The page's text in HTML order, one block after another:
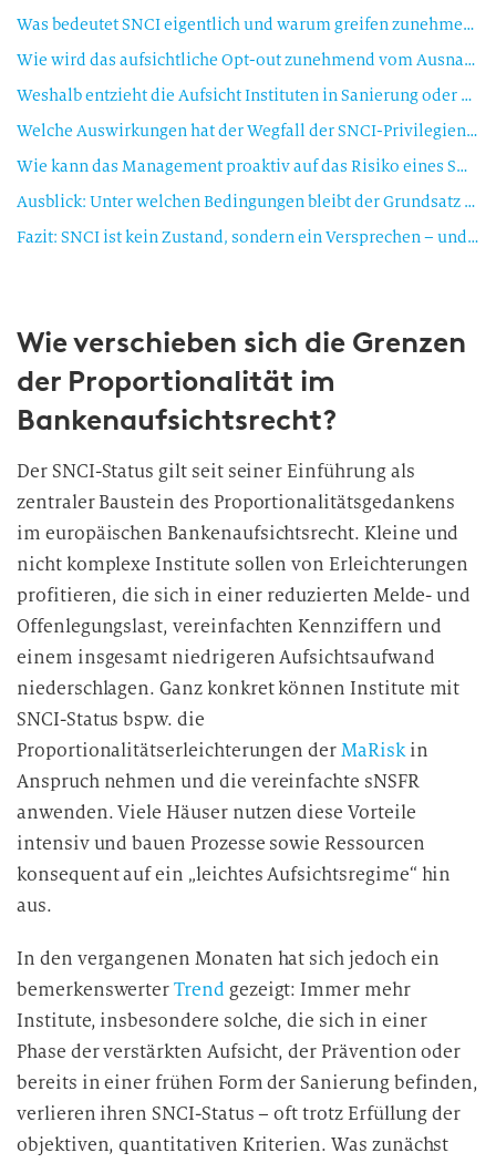
Was bedeutet SNCI eigentlich und warum greifen zunehmend engere Definitionsmaßstäbe?
Wie wird das aufsichtliche Opt-out zunehmend vom Ausnahmefall zum Standard?
Weshalb entzieht die Aufsicht Instituten in Sanierung oder unter verstärkter Beobachtung bevorzugt den SNCI-Status?
Welche Auswirkungen hat der Wegfall der SNCI-Privilegien auf den operativen Bankbetrieb?
Wie kann das Management proaktiv auf das Risiko eines SNCI-Statusverlusts reagieren?
Ausblick: Unter welchen Bedingungen bleibt der Grundsatz der Proportionalität für kleine Institute bestehen?
Fazit: SNCI ist kein Zustand, sondern ein Versprechen – und ein Risiko
Wie verschieben sich die Grenzen
der Proportionalität im
Bankenaufsichtsrecht?
Der SNCI-Status gilt seit seiner Einführung als
zentraler Baustein des Proportionalitätsgedankens
im europäischen Bankenaufsichtsrecht. Kleine und
nicht komplexe Institute sollen von Erleichterungen
profitieren, die sich in einer reduzierten Melde- und
Offenlegungslast, vereinfachten Kennziffern und
einem insgesamt niedrigeren Aufsichtsaufwand
niederschlagen. Ganz konkret können Institute mit
SNCI-Status bspw. die
Proportionalitätserleichterungen derMaRiskin
Anspruch nehmen und die vereinfachte sNSFR
anwenden. Viele Häuser nutzen diese Vorteile
intensiv und bauen Prozesse sowie Ressourcen
konsequent auf ein „leichtes Aufsichtsregime“ hin
aus.
In den vergangenen Monaten hat sich jedoch ein
bemerkenswerterTrend gezeigt: Immer mehr
Institute, insbesondere solche, die sich in einer
Phase der verstärkten Aufsicht, der Prävention oder
bereits in einer frühen Form der Sanierung befinden,
verlieren ihren SNCI-Status – oft trotz Erfüllung der
objektiven, quantitativen Kriterien. Was zunächst